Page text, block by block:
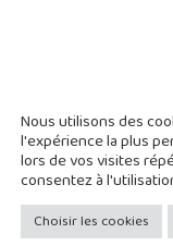
Brawl est un jeu
Le jeu
of Solgard : un
Nous utilisons des
l'expérience la plus
lors de vos visites
consentez à
Choisir les cookies